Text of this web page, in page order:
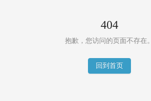
404
抱歉，您访问的页面不存在。
回到首页